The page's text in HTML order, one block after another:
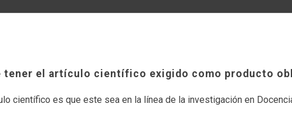
tener el artículo científico exigido como producto
científico es que este sea en la línea de la investigación en